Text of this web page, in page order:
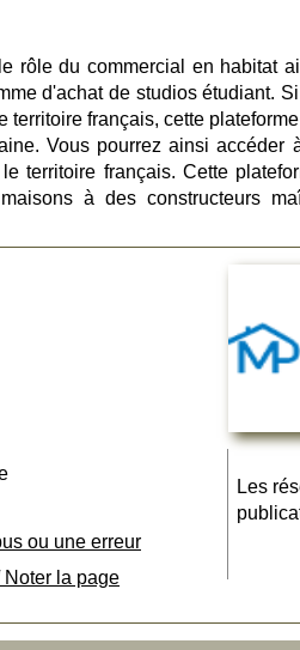
rôle du commercial en habitat
d'achat de studios étudiant.
français, cette
Vous pourrez ainsi accéder
territoire français. Cette
à des constructeurs
ou une erreur
Noter la page
Les